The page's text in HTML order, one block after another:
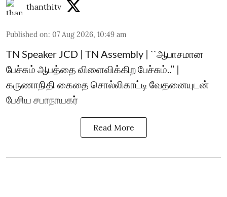
thanthitv
Published on: 07 Aug 2026, 10:49 am
TN Speaker JCD | TN Assembly | ``ஆபாசமான
பேச்சும் ஆபத்தை விளைவிக்கிற பேச்சும்..’’ |
கருணாநிதி கைதை சொல்லிகாட்டி வேதனையுடன்
பேசிய சபாநாயகர்
Read More